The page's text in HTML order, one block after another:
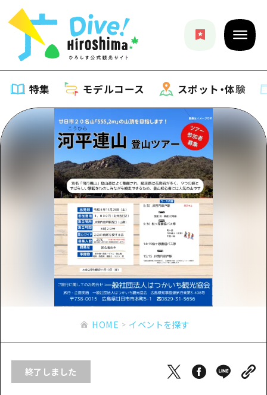
特集 モデルコース スポット・体験
特集
特集一覧
おすすめ
アート
イベント・祭り
グルメ・酒
サイクリング
ショッピング
ナイトライフ
世界遺産
モデルコース
モデルコース一覧
Dive! Hiroshima 公式ガイド
広島もしもトラベル
あたらしい非日常
広島市周辺
安芸
備後
スポット・体験
スポット・体験一覧
広島市周辺
安芸
備後
備北
宮島周辺
イベント
旬情報
お役立ち情報
アクセス
二次交通まとめ
HOME
HOME イベントを探す
終了しました